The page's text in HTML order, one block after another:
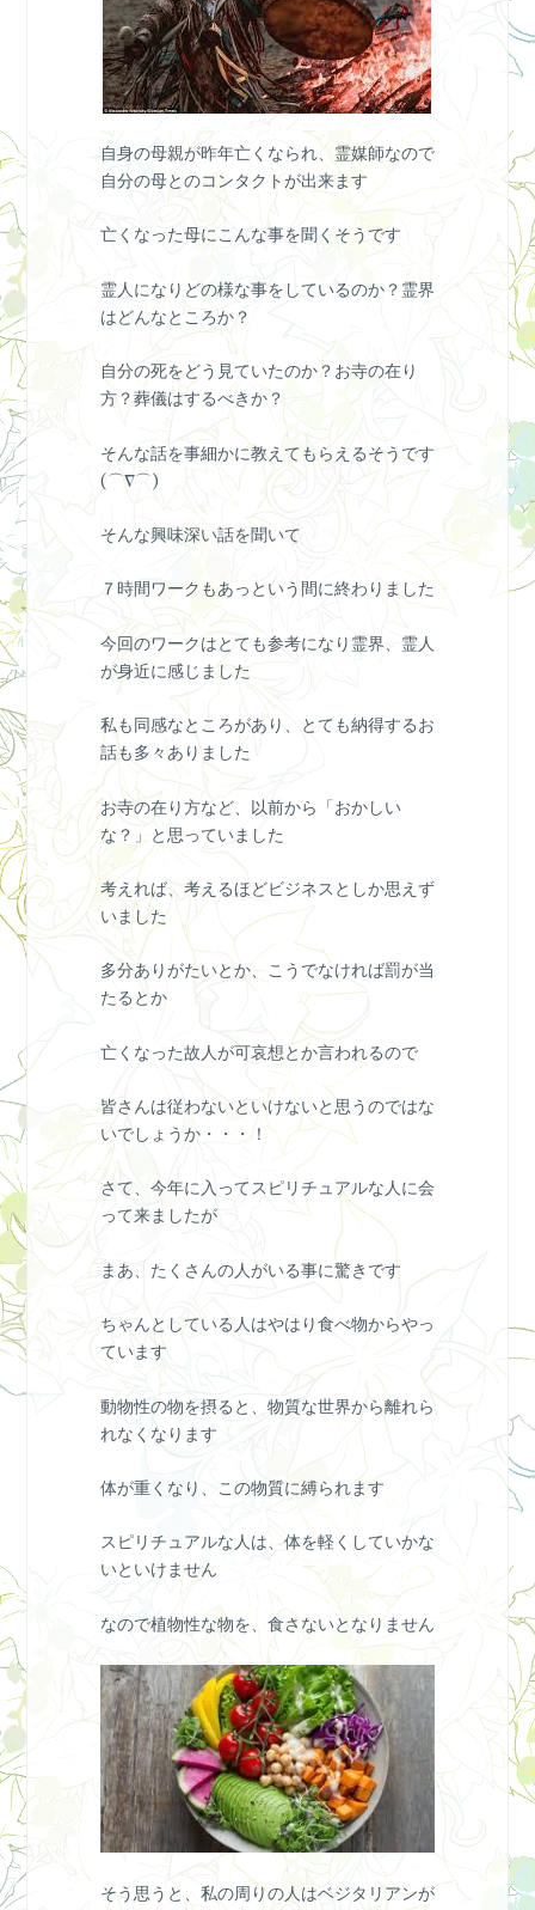
自身の母親が昨年亡くなられ、霊媒師なので
自分の母とのコンタクトが出来ます
亡くなった母にこんな事を聞くそうです
霊人になりどの様な事をしているのか？霊界
はどんなところか？
自分の死をどう見ていたのか？お寺の在り
方？葬儀はするべきか？
そんな話を事細かに教えてもらえるそうです
(⌒∇⌒)
そんな興味深い話を聞いて
７時間ワークもあっという間に終わりました
今回のワークはとても参考になり霊界、霊人
が身近に感じました
私も同感なところがあり、とても納得するお
話も多々ありました
お寺の在り方など、以前から「おかしい
な？」と思っていました
考えれば、考えるほどビジネスとしか思えず
いました
多分ありがたいとか、こうでなければ罰が当
たるとか
亡くなった故人が可哀想とか言われるので
皆さんは従わないといけないと思うのではな
いでしょうか・・・！
さて、今年に入ってスピリチュアルな人に会
って来ましたが
まあ、たくさんの人がいる事に驚きです
ちゃんとしている人はやはり食べ物からやっ
ています
動物性の物を摂ると、物質な世界から離れら
れなくなります
体が重くなり、この物質に縛られます
スピリチュアルな人は、体を軽くしていかな
いといけません
なので植物性な物を、食さないとなりません
そう思うと、私の周りの人はベジタリアンが